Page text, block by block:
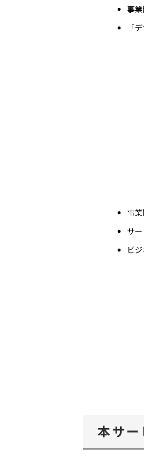
事
「
事
サ
ビ
本サ